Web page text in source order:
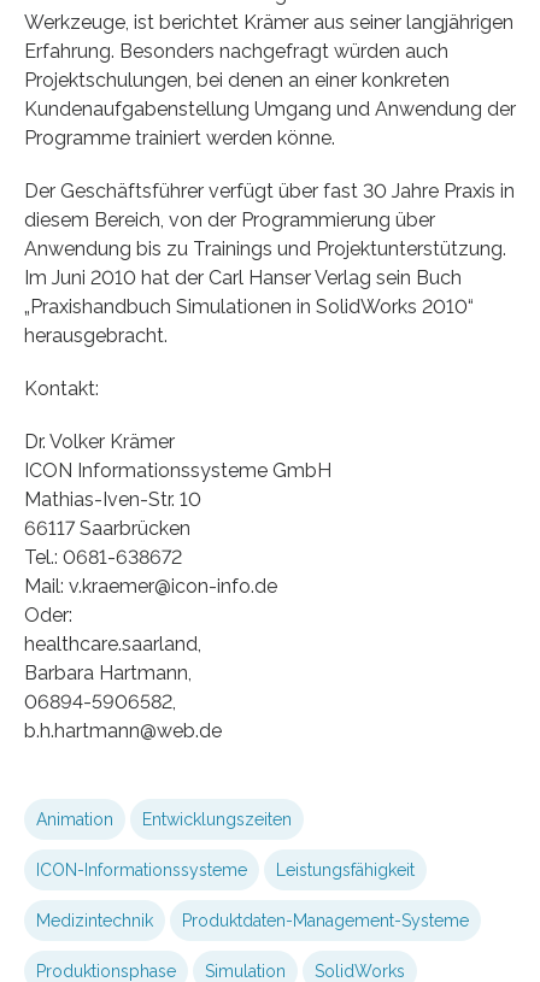
Werkzeuge, ist berichtet Krämer aus seiner langjährigen
Erfahrung. Besonders nachgefragt würden auch
Projektschulungen, bei denen an einer konkreten
Kundenaufgabenstellung Umgang und Anwendung der
Programme trainiert werden könne.
Der Geschäftsführer verfügt über fast 30 Jahre Praxis in
diesem Bereich, von der Programmierung über
Anwendung bis zu Trainings und Projektunterstützung.
Im Juni 2010 hat der Carl Hanser Verlag sein Buch
„Praxishandbuch Simulationen in SolidWorks 2010“
herausgebracht.
Kontakt:
Dr. Volker Krämer
ICON Informationssysteme GmbH
Mathias-Iven-Str. 10
66117 Saarbrücken
Tel.: 0681-638672
Mail: v.kraemer@icon-info.de
Oder:
healthcare.saarland,
Barbara Hartmann,
06894-5906582,
b.h.hartmann@web.de
Animation Entwicklungszeiten
ICON-Informationssysteme Leistungsfähigkeit
Medizintechnik Produktdaten-Management-Systeme
Produktionsphase Simulation SolidWorks